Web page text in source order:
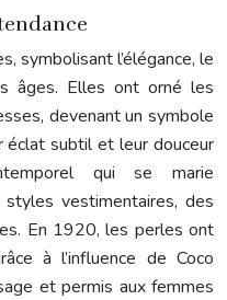
symbolisant l’élégance, le
âges. Elles ont orné les
devenant un symbole
subtil et leur douceur
qui se marie
vestimentaires, des
En 1920, les perles ont
à l’influence de Coco
et permis aux femmes